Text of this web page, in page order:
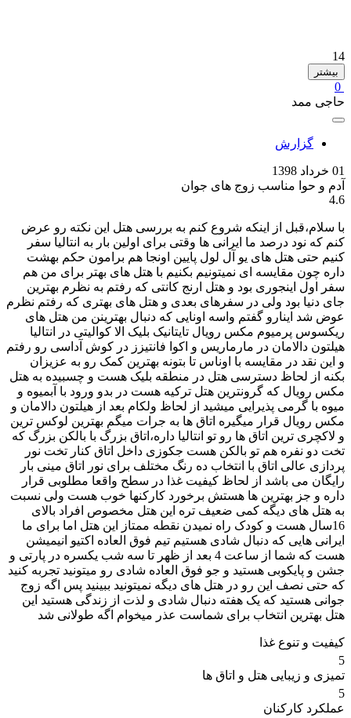
14
بیشتر
0
حاجی ممد
گزارش
01 خرداد 1398
آدم و حوا مناسب زوج های جوان
4.6
با سلام،قبل از اینکه شروع کنم به بررسی هتل این نکته رو عرض
کنم که نود درصد ما ایرانی ها وقتی برای اولین بار به انتالیا سفر
کنیم حتی هتل های یو آل لول پایین اونجا هم برامون حکم بهشت
داره چون مقایسه ای نمیتونیم بکنیم با هتل های بهتر برای من هم
سفر اول اینجوری بود و هتل ارنج کانتی که رفتم به نظرم بهترین
جای دنیا بود ولی در سفرهای بعدی و هتل های بهتری که رفتم نظرم
عوض شد اینارو گفتم واسه اونایی که دنبال بهترینن من هتل های
ریکسوس پرمیوم مکس رویال تایتانیک بلیک الا کوالیتی در انتالیا
هیلتون دالامان در مارماریس و اکوا فانتیزز در کوش آداسی رو رفتم
و این نقد در مقایسه با اوناس تا بتونه بهترین کمک رو به عزیزان
بکنه از لحاظ دسترسی هتل در منطقه بلیک هست و چسبیده به هتل
مکس رویال که گرونترین هتل ترکیه هست در بدو ورود با آبمیوه و
میوه با گرمی پذیرایی میشید از لحاظ ولکام بعد از هیلتون دالامان و
مکس رویال قرار میگیره اتاق ها به جرات میگم بهترین لوکس ترین
و لاکچری ترین اتاق ها رو تو انتالیا داره،اتاق بزرگ با بالکن بزرگ که
تخت دو نفره هم تو بالکن هست جکوزی داخل اتاق کنار تخت نور
پردازی عالی اتاق با انتخاب ده رنگ مختلف برای نور اتاق مینی بار
رایگان می باشد از لحاظ کیفیت غذا در سطح واقعا مطلوبی قرار
داره و جز بهترین ها هستش برخورد کارکنها خوب هست ولی نسبت
به هتل های دیگه کمی ضعیف تره این هتل مخصوص افراد بالای
16سال هست و کودک راه نمیدن نقطه ممتاز این هتل اما برای ما
ایرانی هایی که دنبال شادی هستیم تیم فوق العاده اکتیو انیمیشن
هست که شما از ساعت 4 بعد از ظهر تا سه شب یکسره در پارتی و
جشن و پایکوبی هستید و جو فوق العاده شادی رو میتونید تجربه کنید
که حتی نصف این رو در هتل های دیگه نمیتونید ببینید پس اگه زوج
جوانی هستید که یک هفته دنبال شادی و لذت از زندگی هستید این
هتل بهترین انتخاب برای شماست عذر میخوام اگه طولانی شد
کیفیت و تنوع غذا
5
تمیزی و زیبایی هتل و اتاق ها
5
عملکرد کارکنان